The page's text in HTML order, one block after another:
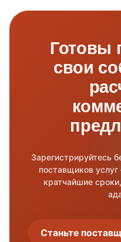
Готовы
свои
Зарегистрируйтесь
поставщиков
кратчайшие
Станьте